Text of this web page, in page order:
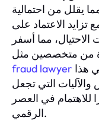
يقلل من احتمالية
تزايد الاعتماد على
مما أسفر
fraud lawyer
التي تجعل
للاهتمام في العصر
الرقمي.